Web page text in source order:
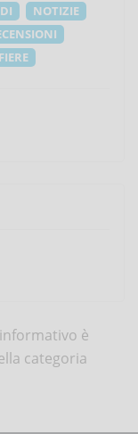
NOTIZIE
è
categoria